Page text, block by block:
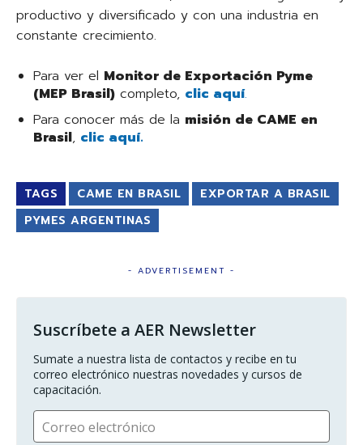
productivo y diversificado y con una industria en
constante crecimiento.
Para ver el Monitor de Exportación Pyme
(MEP Brasil) completo, clic aquí.
Para conocer más de la misión de CAME en
Brasil, clic aquí.
TAGS CAME EN BRASIL
EXPORTAR A BRASIL
PYMES ARGENTINAS
- ADVERTISEMENT -
Suscríbete a AER Newsletter
Sumate a nuestra lista de contactos y recibe en tu
correo electrónico nuestras novedades y cursos de
capacitación.
Correo electrónico